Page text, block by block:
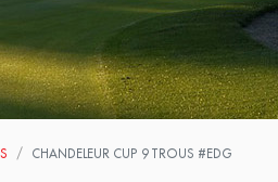
CHANDELEUR CUP 9 TROUS #EDG